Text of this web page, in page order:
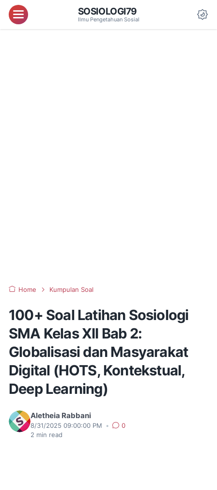
Menu SOSIOLOGI79
Ilmu Pengetahuan Sosial
Home Kumpulan Soal
100+ Soal Latihan Sosiologi
SMA Kelas XII Bab 2:
Globalisasi dan Masyarakat
Digital (HOTS, Kontekstual,
Deep Learning)
Aletheia Rabbani
8/31/2025 09:00:00 PM •
0
2 min read